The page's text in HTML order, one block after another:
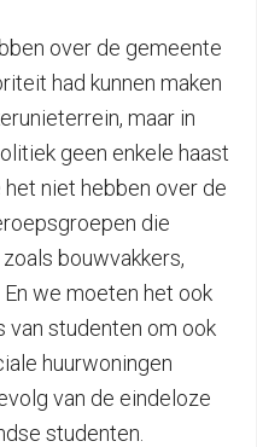
over de gemeente
had kunnen maken
maar in
geen enkele haast
het niet hebben over de
die
bouwvakkers,
we moeten het ook
van studenten om ook
huurwoningen
van de eindeloze
studenten.